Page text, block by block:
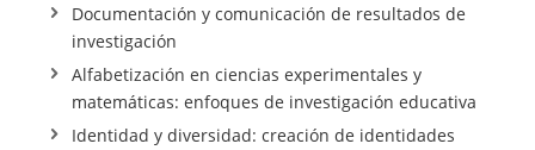
Documentación y comunicación de resultados de
investigación
Alfabetización en ciencias experimentales y
matemáticas: enfoques de investigación educativa
Identidad y diversidad: creación de identidades